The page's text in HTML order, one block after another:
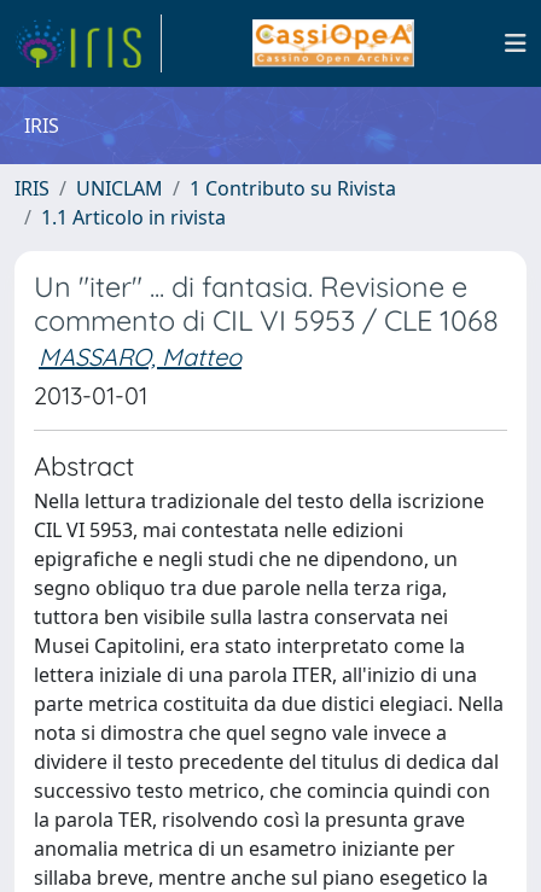
IRIS
IRIS UNICLAM
1 Contributo su Rivista
1.1 Articolo in rivista
Un "iter" ... di fantasia. Revisione e
commento di CIL VI 5953 / CLE 1068
MASSARO, Matteo
2013-01-01
Abstract
Nella lettura tradizionale del testo della iscrizione
CIL VI 5953, mai contestata nelle edizioni
epigrafiche e negli studi che ne dipendono, un
segno obliquo tra due parole nella terza riga,
tuttora ben visibile sulla lastra conservata nei
Musei Capitolini, era stato interpretato come la
lettera iniziale di una parola ITER, all'inizio di una
parte metrica costituita da due distici elegiaci. Nella
nota si dimostra che quel segno vale invece a
dividere il testo precedente del titulus di dedica dal
successivo testo metrico, che comincia quindi con
la parola TER, risolvendo così la presunta grave
anomalia metrica di un esametro iniziante per
sillaba breve, mentre anche sul piano esegetico la